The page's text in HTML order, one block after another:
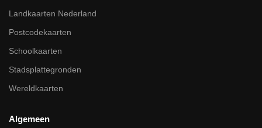
Landkaarten Nederland
Postcodekaarten
Schoolkaarten
Stadsplattegronden
Wereldkaarten
Algemeen